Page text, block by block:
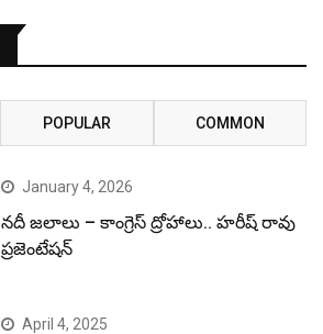
POPULAR COMMON
January 4, 2026
నదీ జలాలు – కాంగ్రెస్ ద్రోహాలు.. హరీష్ రావు
ప్రజెంటేషన్
April 4, 2025